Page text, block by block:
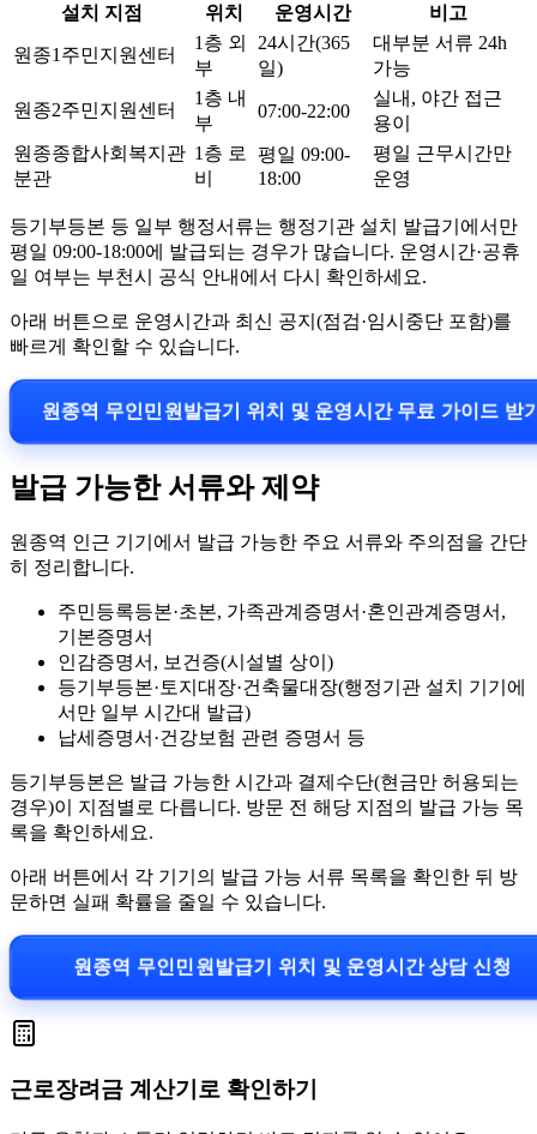
설치 지점 위치 운영시간 비고
원종1주민지원센터
1층 외
부
24시간(365
일)
대부분 서류 24h
가능
원종2주민지원센터
1층 내
부
07:00-22:00
실내, 야간 접근
용이
원종종합사회복지관
분관
1층 로
비
평일 09:00-
18:00
평일 근무시간만
운영
등기부등본 등 일부 행정서류는 행정기관 설치 발급기에서만
평일 09:00-18:00에 발급되는 경우가 많습니다. 운영시간·공휴
일 여부는 부천시 공식 안내에서 다시 확인하세요.
아래 버튼으로 운영시간과 최신 공지(점검·임시중단 포함)를
빠르게 확인할 수 있습니다.
원종역 무인민원발급기 위치 및 운영시간 무료 가이드 받
발급 가능한 서류와 제약
원종역 인근 기기에서 발급 가능한 주요 서류와 주의점을 간단
히 정리합니다.
주민등록등본·초본, 가족관계증명서·혼인관계증명서,
기본증명서
인감증명서, 보건증(시설별 상이)
등기부등본·토지대장·건축물대장(행정기관 설치 기기에
서만 일부 시간대 발급)
납세증명서·건강보험 관련 증명서 등
등기부등본은 발급 가능한 시간과 결제수단(현금만 허용되는
경우)이 지점별로 다릅니다. 방문 전 해당 지점의 발급 가능 목
록을 확인하세요.
아래 버튼에서 각 기기의 발급 가능 서류 목록을 확인한 뒤 방
문하면 실패 확률을 줄일 수 있습니다.
원종역 무인민원발급기 위치 및 운영시간 상담 신청
근로장려금 계산기로 확인하기